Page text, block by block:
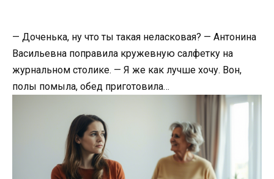
— Доченька, ну что ты такая неласковая? — Антонина
Васильевна поправила кружевную салфетку на
журнальном столике. — Я же как лучше хочу. Вон,
полы помыла, обед приготовила…